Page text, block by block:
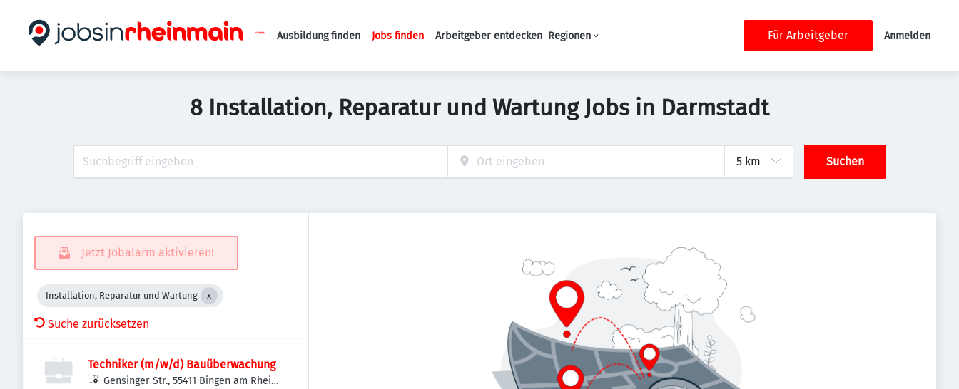
Haupt-Navigation
Ausbildung finden Jobs finden Arbeitgeber entdecken Regionen Für Arbeitgeber Anmelden
8 Installation, Reparatur und Wartung Jobs in Darmstadt
Suchen
Jetzt Jobalarm aktivieren!
Installation, Reparatur und Wartung
Suche zurücksetzen
Techniker (m/w/d) Bauüberwachung
Gensinger Str., 55411 Bingen am Rhein,